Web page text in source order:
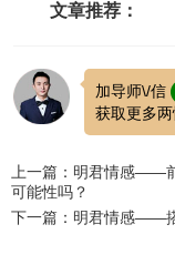
文章推荐：
加导师\/信
获取更多
上一篇：明君情感——
可能性吗？
下一篇：明君情感——